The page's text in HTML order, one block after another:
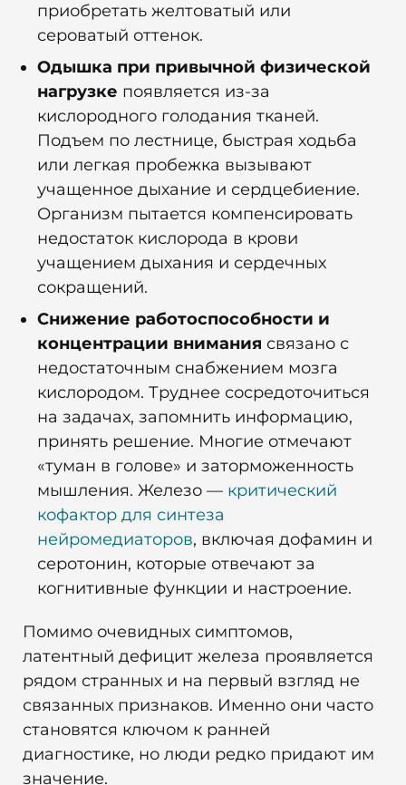
приобретать желтоватый или
сероватый оттенок.
Одышка при привычной физической
нагрузке появляется из-за
кислородного голодания тканей.
Подъем по лестнице, быстрая ходьба
или легкая пробежка вызывают
учащенное дыхание и сердцебиение.
Организм пытается компенсировать
недостаток кислорода в крови
учащением дыхания и сердечных
сокращений.
Снижение работоспособности и
концентрации внимания связано с
недостаточным снабжением мозга
кислородом. Труднее сосредоточиться
на задачах, запомнить информацию,
принять решение. Многие отмечают
«туман в голове» и заторможенность
мышления. Железо — критический
кофактор для синтеза
нейромедиаторов, включая дофамин и
серотонин, которые отвечают за
когнитивные функции и настроение.
Помимо очевидных симптомов,
латентный дефицит железа проявляется
рядом странных и на первый взгляд не
связанных признаков. Именно они часто
становятся ключом к ранней
диагностике, но люди редко придают им
значение.